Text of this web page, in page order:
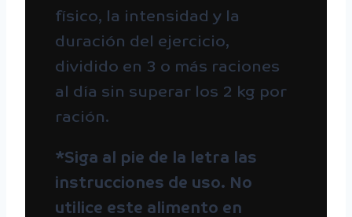
físico, la intensidad y la
duración del ejercicio,
dividido en 3 o más raciones
al día sin superar los 2 kg por
ración.
*Siga al pie de la letra las
instrucciones de uso. No
utilice este alimento en